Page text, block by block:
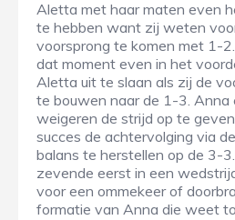
Aletta met haar maten even
te hebben want zij weten
voorsprong te komen met 1-
dat moment even in het
Aletta uit te slaan als zij de
te bouwen naar de 1-3. Anna
weigeren de strijd op te
succes de achtervolging via
balans te herstellen op de 3-
zevende eerst in een
voor een ommekeer of
formatie van Anna die weet